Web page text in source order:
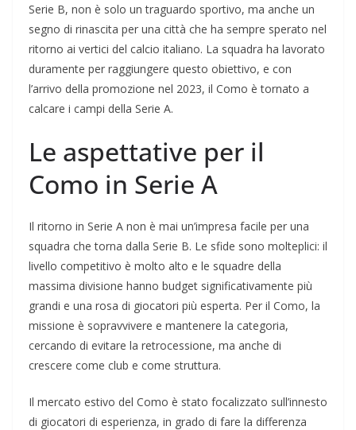
Serie B, non è solo un traguardo sportivo, ma anche un
segno di rinascita per una città che ha sempre sperato nel
ritorno ai vertici del calcio italiano. La squadra ha lavorato
duramente per raggiungere questo obiettivo, e con
l’arrivo della promozione nel 2023, il Como è tornato a
calcare i campi della Serie A.
Le aspettative per il
Como in Serie A
Il ritorno in Serie A non è mai un’impresa facile per una
squadra che torna dalla Serie B. Le sfide sono molteplici: il
livello competitivo è molto alto e le squadre della
massima divisione hanno budget significativamente più
grandi e una rosa di giocatori più esperta. Per il Como, la
missione è sopravvivere e mantenere la categoria,
cercando di evitare la retrocessione, ma anche di
crescere come club e come struttura.
Il mercato estivo del Como è stato focalizzato sull’innesto
di giocatori di esperienza, in grado di fare la differenza